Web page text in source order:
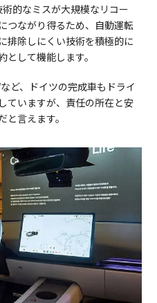
的なミスが大規模なリコー
つながり得るため、自動運転
排除しにくい技術を積極的に
して機能します。
ど、ドイツの完成車もドライ
ていますが、責任の所在と安
言えます。